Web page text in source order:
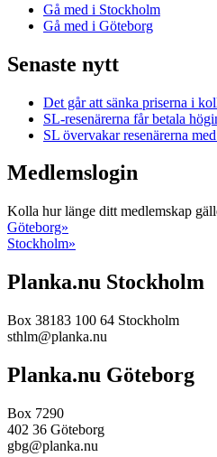
Gå med i Stockholm
Gå med i Göteborg
Senaste nytt
Det går att sänka priserna i
SL-resenärerna får betala
SL övervakar resenärerna
Medlemslogin
Kolla hur länge ditt medlemskap
Göteborg»
Stockholm»
Planka.nu Stockholm
Box 38183 100 64 Stockholm
sthlm@planka.nu
Planka.nu Göteborg
Box 7290
402 36 Göteborg
gbg@planka.nu